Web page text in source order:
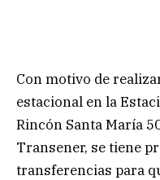
Con motivo de
estacional en la
Rincón Santa María
Transener, se tiene
transferencias para